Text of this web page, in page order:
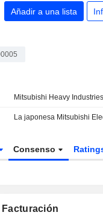
Añadir a una lista
Consenso
Facturación